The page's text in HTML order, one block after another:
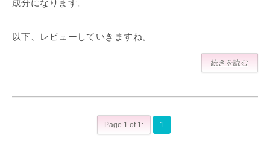
成分になります。
以下、レビューしていきますね。
続きを読む
Page 1 of 1: 1